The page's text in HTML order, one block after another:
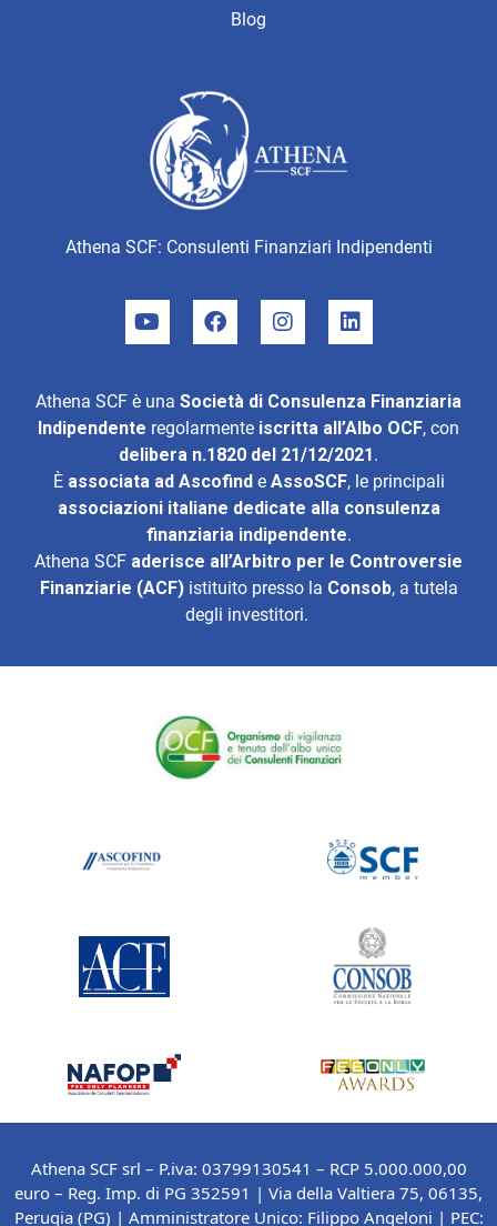
Athena SCF: Consulenti Finanziari Indipendenti
Blog
Athena SCF è una Società di Consulenza Finanziaria
Indipendente regolarmente iscritta all’Albo OCF, con
delibera n.1820 del 21/12/2021.
È associata ad Ascofinde AssoSCF, le principali
associazioni italiane dedicate alla consulenza
finanziaria indipendente.
Athena SCF aderisce all’Arbitro per le Controversie
Finanziarie (ACF)istituito presso la Consob, a tutela
degli investitori.
Athena SCF srl – P.iva: 03799130541 – RCP 5.000.000,00
euro – Reg. Imp. di PG 352591 | Via della Valtiera 75, 06135,
Perugia (PG) | Amministratore Unico: Filippo Angeloni | PEC: